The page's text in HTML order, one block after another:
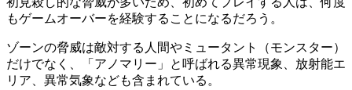
もゲームオーバーを経験することになるだろう。
ゾーンの脅威は敵対する人間やミュータント（モンスター）
だけでなく、「アノマリー」と呼ばれる異常現象、放射能エ
リア、異常気象なども含まれている。